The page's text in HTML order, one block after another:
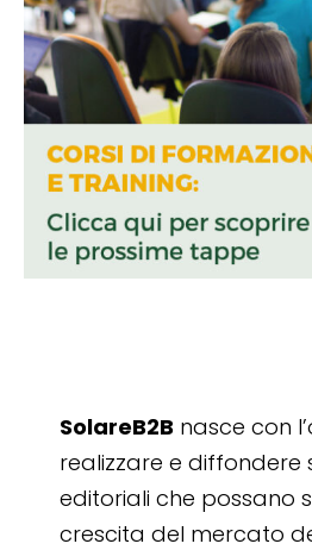
SolareB2B nasce con
realizzare e diffondere
editoriali che possano
crescita del mercato